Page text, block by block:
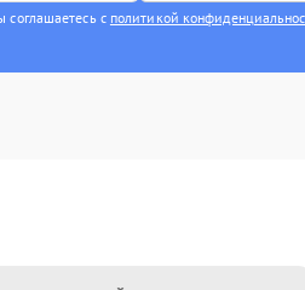
соглашаетесь с политикой